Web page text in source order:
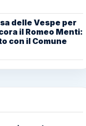
delle Vespe per
il Romeo Menti:
con il Comune